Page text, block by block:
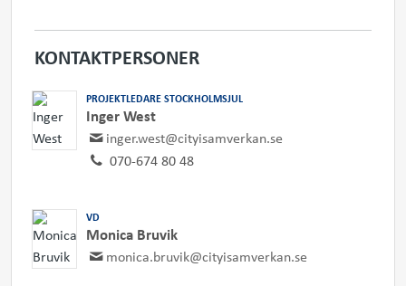
KONTAKTPERSONER
PROJEKTLEDARE STOCKHOLMSJUL
Inger West
inger.west@cityisamverkan.se
070-674 80 48
VD
Monica Bruvik
monica.bruvik@cityisamverkan.se